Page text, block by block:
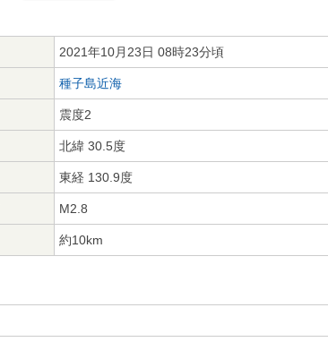
2021年10月23日 08時23分頃
種子島近海
震度2
北緯 30.5度
東経 130.9度
M2.8
約10km